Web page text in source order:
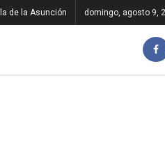
de la Asunción domingo, agosto 9,